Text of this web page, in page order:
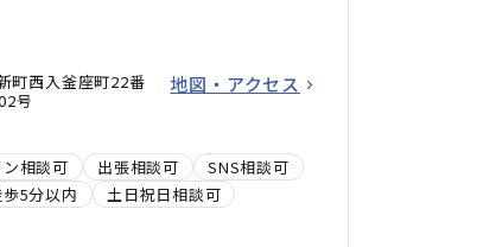
町西入釜座町22番
号
地図・アクセス
相談可 出張相談可
SNS相談可
5分以内
土日祝日相談可